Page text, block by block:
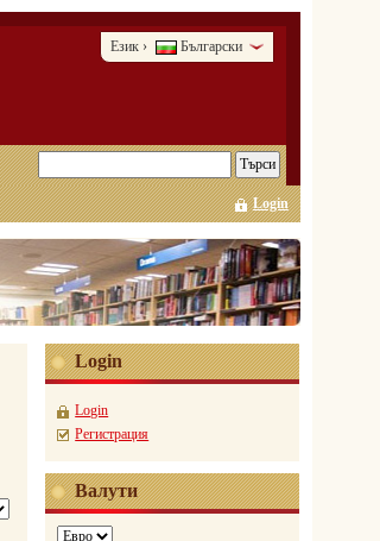
Език › Български
Login
Login
Login
Регистрация
Валути